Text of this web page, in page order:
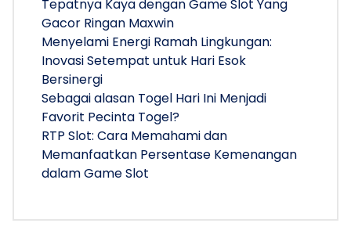
Tepatnya Kaya dengan Game Slot Yang
Gacor Ringan Maxwin
Menyelami Energi Ramah Lingkungan:
Inovasi Setempat untuk Hari Esok
Bersinergi
Sebagai alasan Togel Hari Ini Menjadi
Favorit Pecinta Togel?
RTP Slot: Cara Memahami dan
Memanfaatkan Persentase Kemenangan
dalam Game Slot